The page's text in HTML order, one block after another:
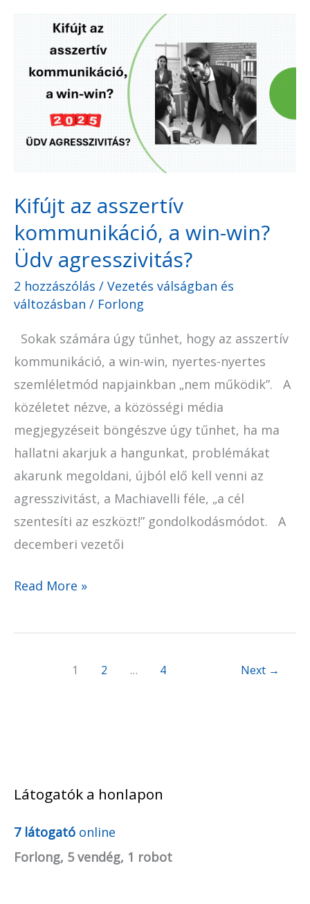
Kifújt az asszertív
kommunikáció, a win-win?
Üdv agresszivitás?
2 hozzászólás / Vezetés válságban és
változásban / Forlong
Sokak számára úgy tűnhet, hogy az asszertív
kommunikáció, a win-win, nyertes-nyertes
szemléletmód napjainkban „nem működik”. A
közéletet nézve, a közösségi média
megjegyzéseit böngészve úgy tűnhet, ha ma
hallatni akarjuk a hangunkat, problémákat
akarunk megoldani, újból elő kell venni az
agresszivitást, a Machiavelli féle, „a cél
szentesíti az eszközt!” gondolkodásmódot. A
decemberi vezetői
Kifújt
az
asszertív
kommunikáció,
a
win-
win?
agresszivitás?
Read More »
1 2 … 4 Next →
Látogatók a honlapon
7 látogató online
Forlong, 5 vendég, 1 robot
A